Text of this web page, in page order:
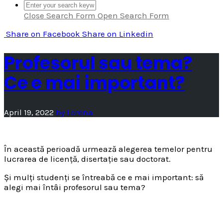
Close Search Form Open Search Form
Share on Facebook Share on Linkedin
Profesorul sau tema?
Ce e mai important?
April 19, 2022 by Lorena
În această perioadă urmează alegerea temelor pentru
lucrarea de licență, disertație sau doctorat.
Și mulți studenți se întreabă ce e mai important: să
alegi mai întâi profesorul sau tema?